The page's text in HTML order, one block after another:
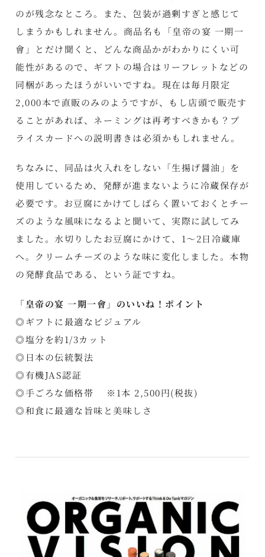
のが残念なところ。また、包装が過剰すぎと感じて
しまうかもしれません。商品名も「皇帝の宴 一期一
會」とだけ聞くと、どんな商品かがわかりにくい可
能性があるので、ギフトの場合はリーフレットなどの
同梱があったほうがいいですね。現在は毎月限定
2,000本で直販のみのようですが、もし店頭で販売す
ることがあれば、ネーミングは再考すべきかも？プ
ライスカードへの説明書きは必須かもしれません。
ちなみに、同品は火入れをしない「生揚げ醤油」を
使用しているため、発酵が進まないように冷蔵保存が
必要です。お豆腐にかけてしばらく置いておくとチー
ズのような風味になるよと聞いて、実際に試してみ
ました。水切りしたお豆腐にかけて、1～2日冷蔵庫
へ。クリームチーズのような味に変化しました。本物
の発酵食品である、という証ですね。
「皇帝の宴 一期一會」のいいね！ポイント
◎ギフトに最適なビジュアル
◎塩分を約1/3カット
◎日本の伝統製法
◎有機JAS認証
◎手ごろな価格帯 ※1本 2,500円(税抜)
◎和食に最適な旨味と美味しさ